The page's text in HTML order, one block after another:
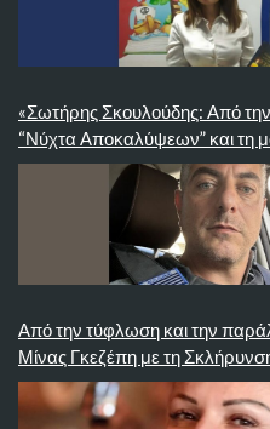
«Σωτήρης Σκουλούδης: Από
“Νύχτα Αποκαλύψεων” και τη
Από την τύφλωση και την
Μίνας Γκεζέπη με τη